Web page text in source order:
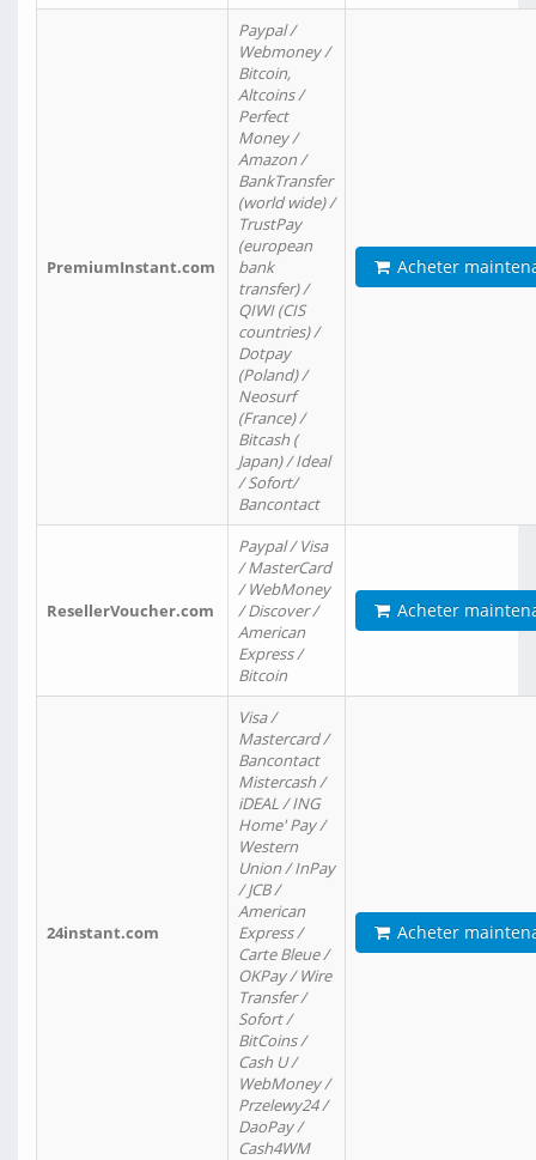
PremiumInstant.com
Paypal /
Webmoney /
Bitcoin,
Altcoins /
Perfect
Money /
Amazon /
BankTransfer
(world wide) /
TrustPay
(european
bank
transfer) /
QIWI (CIS
countries) /
Dotpay
(Poland) /
Neosurf
(France) /
Bitcash (
Japan) / Ideal
/ Sofort/
Bancontact
Acheter
ResellerVoucher.com
Paypal / Visa
/ MasterCard
/ WebMoney
/ Discover /
American
Express /
Bitcoin
Acheter
24instant.com
Visa /
Mastercard /
Bancontact
Mistercash /
iDEAL / ING
Home' Pay /
Western
Union / InPay
/ JCB /
American
Express /
Carte Bleue /
OKPay / Wire
Transfer /
Sofort /
BitCoins /
Cash U /
WebMoney /
Przelewy24 /
DaoPay /
Cash4WM
Acheter